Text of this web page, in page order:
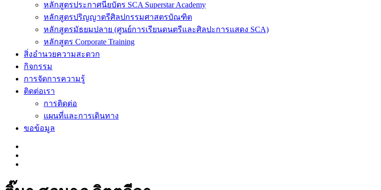
หลักสูตรประกาศนียบัตร SCA Superstar Academy
หลักสูตรปริญญาตรีศิลปกรรมศาสตรบัณฑิต
หลักสูตรมัธยมปลาย (ศูนย์การเรียนดนตรีและศิลปะการแสดง SCA)
หลักสูตร Corporate Training
สิ่งอำนวยความสะดวก
กิจกรรม
การจัดการความรู้
ติดต่อเรา
การติดต่อ
แผนที่และการเดินทาง
ขอข้อมูล